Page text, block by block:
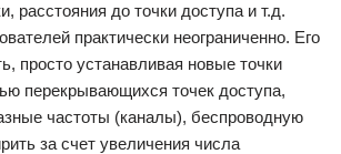
расстояния до точки доступа и т.д.
практически неограниченно. Его
просто устанавливая новые точки
перекрывающихся точек доступа,
частоты (каналы), беспроводную
за счет увеличения числа